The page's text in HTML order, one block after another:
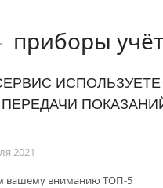
приборы
ИСПОЛЬЗУЕТЕ
2021
вашему вниманию ТОП-5